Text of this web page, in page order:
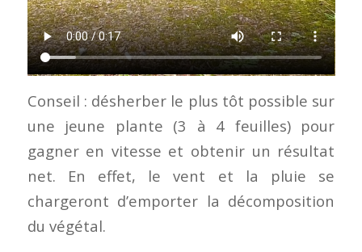
Conseil : désherber le plus tôt possible sur
une jeune plante (3 à 4 feuilles) pour
gagner en vitesse et obtenir un résultat
net. En effet, le vent et la pluie se
chargeront d’emporter la décomposition
du végétal.